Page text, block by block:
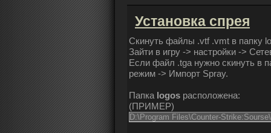
Установка спрея
Скинуть файлы .vtf .vmt в папку
Зайти в игру -> настройки ->
Если файл .tga нужно скинуть в
режим -> Импорт Spray.
Папка logos расположена:
(ПРИМЕР)
D:\Program Files\Counter-